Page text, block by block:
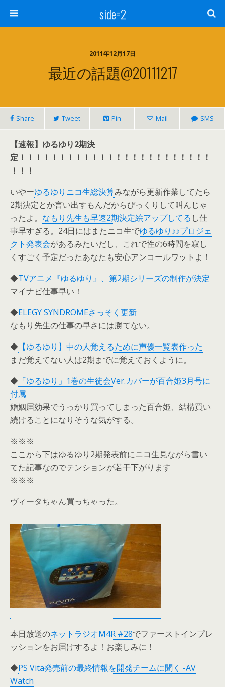
side=2
2011年12月17日
最近の話題@20111217
Share Tweet Pin Mail SMS
【速報】ゆるゆり2期決
定！！！！！！！！！！！！！！！！！！！！！！！！
！！！
いやーゆるゆりニコ生総決算みながら更新作業してたら
2期決定とか言い出すもんだからびっくりして叫んじゃ
ったよ。 なもり先生も早速2期決定絵アップしてる し仕
事早すぎる。24日にはまたニコ生でゆるゆり♪♪プロジェ
クト発表会があるみたいだし、これで性の6時間を寂し
くすごく予定だったあなたも安心アンコールワットよ！
◆TVアニメ『ゆるゆり』、第2期シリーズの制作が決定
マイナビ仕事早い！
◆ELEGY SYNDROMEさっそく更新
なもり先生の仕事の早さには勝てない。
◆ 【ゆるゆり】中の人覚えるために声優一覧表作った
まだ覚えてない人は2期までに覚えておくように。
◆ 「ゆるゆり」1巻の生徒会Ver.カバーが百合姫3月号に
付属
婚姻届効果でうっかり買ってしまった百合姫、結構買い
続けることになりそうな気がする。
※※※
ここから下はゆるゆり2期発表前にニコ生見ながら書い
てた記事なのでテンションが若干下がります
※※※
ヴィータちゃん買っちゃった。
本日放送のネットラジオM4R #28でファーストインプレ
ッションをお届けするよ！お楽しみに！
◆PS Vita発売前の最終情報を開発チームに聞く -AV
Watch